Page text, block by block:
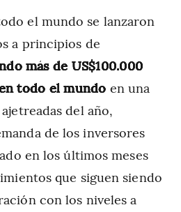
el mundo se lanzaron
a principios de
más de US$100.000
todo el mundo en una
del año,
de los inversores
en los últimos meses
que siguen siendo
con los niveles a